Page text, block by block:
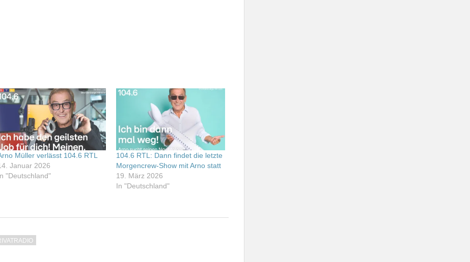
Müller verlässt 104.6 RTL
Januar 2026
"Deutschland"
104.6 RTL: Dann findet die letzte
Morgencrew-Show mit Arno statt
19. März 2026
In "Deutschland"